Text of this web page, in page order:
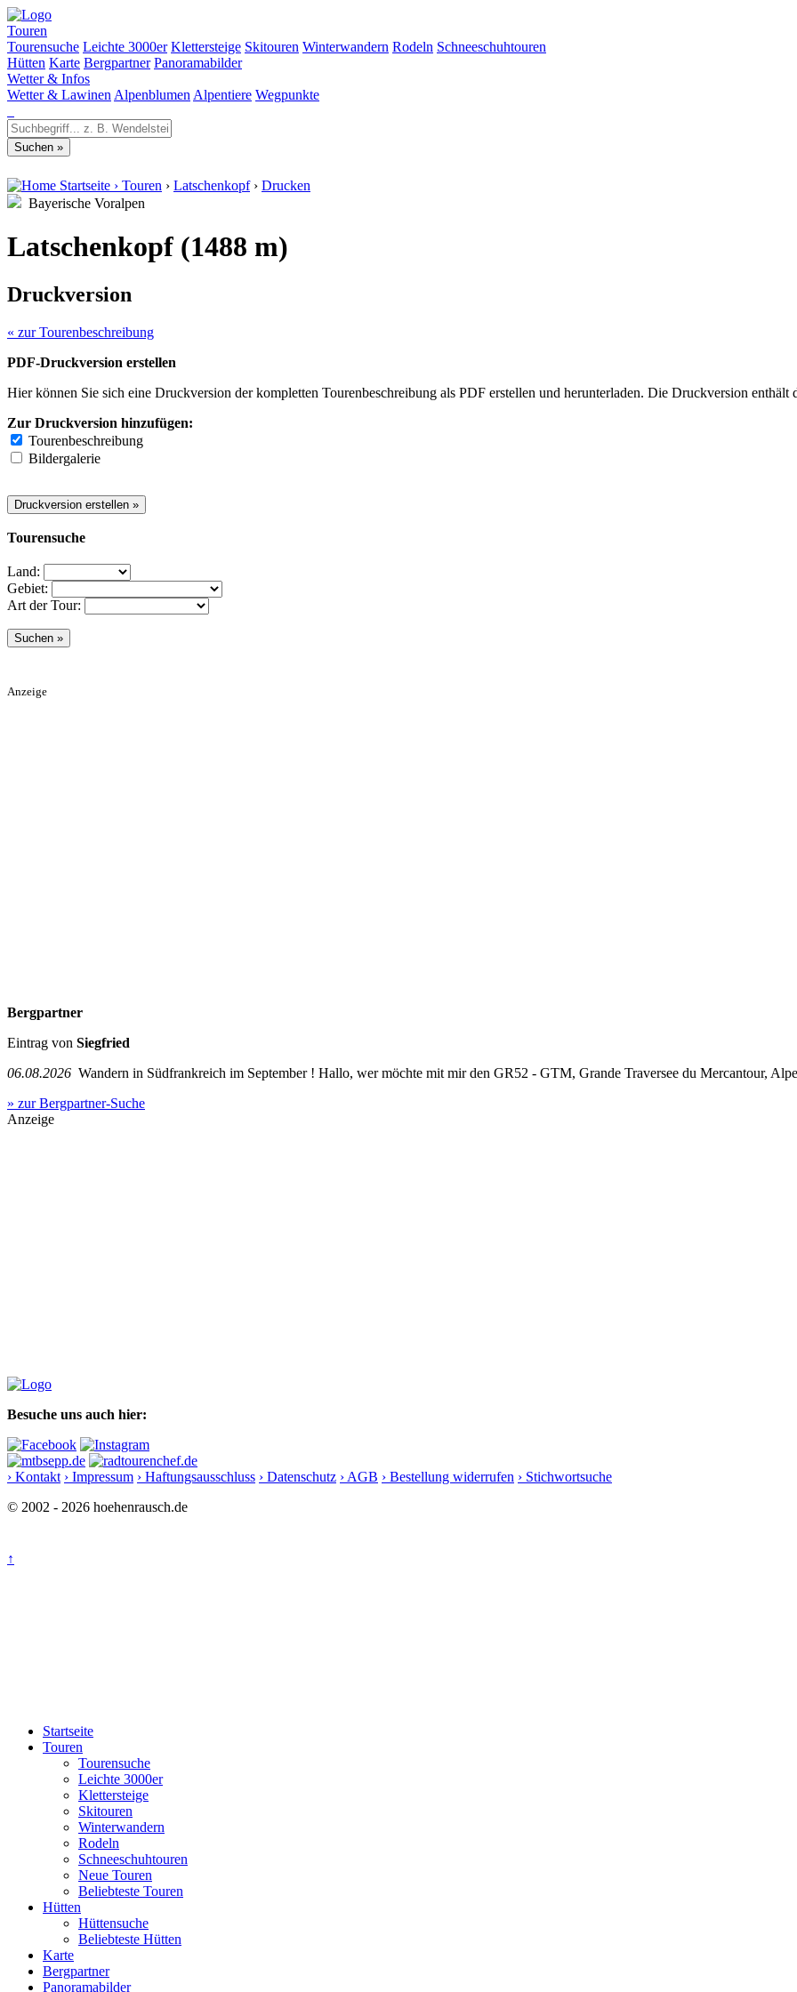
Touren
Tourensuche Leichte 3000er Klettersteige Skitouren Winterwandern Rodeln Schneeschuhtouren
Hütten Karte Bergpartner Panoramabilder
Wetter & Infos
Wetter & Lawinen Alpenblumen Alpentiere Wegpunkte
Startseite › Touren › Latschenkopf › Drucken
Bayerische Voralpen
Latschenkopf (1488 m)
Druckversion
« zur Tourenbeschreibung
PDF-Druckversion erstellen
Hier können Sie sich eine Druckversion der kompletten Tourenbeschreibung als PDF erstellen und herunterladen. Die Druckversion
Zur Druckversion hinzufügen:
Tourenbeschreibung
Bildergalerie
Tourensuche
Land:
Gebiet:
Art der Tour:
Anzeige
Bergpartner
Eintrag von Siegfried
06.08.2026 Wandern in Südfrankreich im September ! Hallo, wer möchte mit mir den GR52 - GTM, Grande Traversee du Mercantour,
» zur Bergpartner-Suche
Anzeige
Besuche uns auch hier:
› Kontakt › Impressum › Haftungsausschluss › Datenschutz › AGB › Bestellung widerrufen › Stichwortsuche
© 2002 - 2026 hoehenrausch.de
↑
Startseite
Touren
Tourensuche
Leichte 3000er
Klettersteige
Skitouren
Winterwandern
Rodeln
Schneeschuhtouren
Neue Touren
Beliebteste Touren
Hütten
Hüttensuche
Beliebteste Hütten
Karte
Bergpartner
Panoramabilder